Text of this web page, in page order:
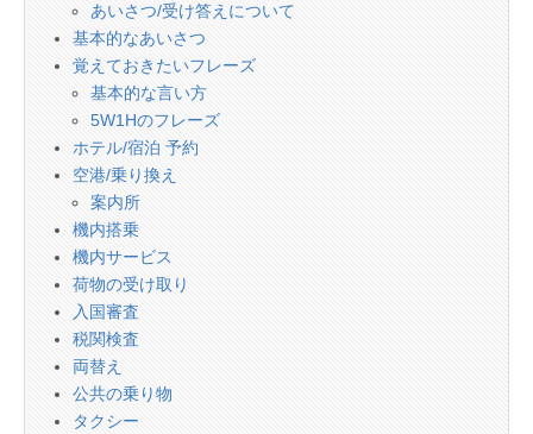
あいさつ/受け答えについて
基本的なあいさつ
覚えておきたいフレーズ
基本的な言い方
5W1Hのフレーズ
ホテル/宿泊 予約
空港/乗り換え
案内所
機内搭乗
機内サービス
荷物の受け取り
入国審査
税関検査
両替え
公共の乗り物
タクシー